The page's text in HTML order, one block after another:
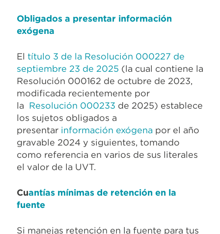
Obligados a presentar información
exógena
El título 3 de la Resolución 000227 de
septiembre 23 de 2025 (la cual contiene la
Resolución 000162 de octubre de 2023,
modificada recientemente por
la Resolución 000233 de 2025) establece
los sujetos obligados a
presentar información exógena por el año
gravable 2024 y siguientes, tomando
como referencia en varios de sus literales
el valor de la UVT.
Cuantías mínimas de retención en la
fuente
Si manejas retención en la fuente para tus